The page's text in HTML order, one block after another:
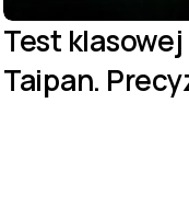
Test
Taipan.